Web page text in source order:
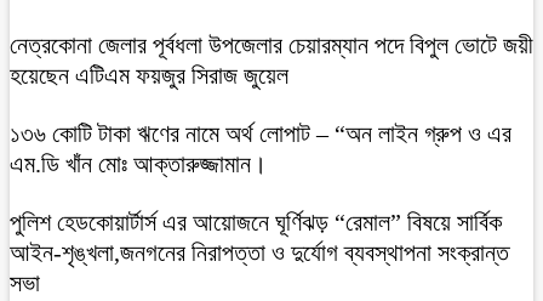
নেত্রকোনা জেলার পূর্বধলা উপজেলার চেয়ারম্যান পদে বিপুল ভোটে জয়ী
হয়েছেন এটিএম ফয়জুর সিরাজ জুয়েল
১৩৬ কোটি টাকা ঋণের নামে অর্থ লোপাট – “অন লাইন গ্রুপ ও এর
এম.ডি খাঁন মোঃ আক্তারুজ্জামান।
পুলিশ হেডকোয়ার্টার্স এর আয়োজনে ঘূর্ণিঝড় “রেমাল” বিষয়ে সার্বিক
আইন-শৃঙ্খলা,জনগনের নিরাপত্তা ও দুর্যোগ ব্যবস্থাপনা সংক্রান্ত
সভা